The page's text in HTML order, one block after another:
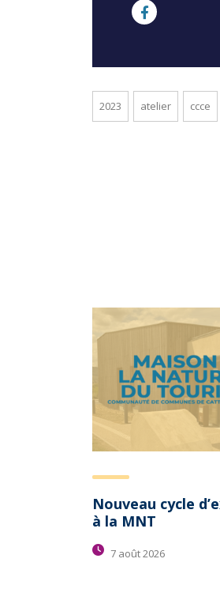
2023 atelier ccce
Nouveau cycle
à la MNT
7 août 2026